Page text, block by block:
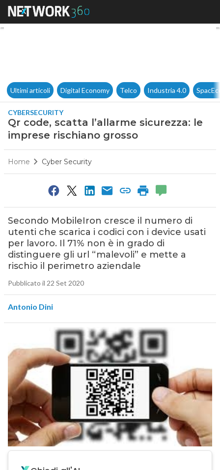
Qr code, scatta l’allarme
Ultimi articoli Digital Economy Telco Industria 4.0
CYBERSECURITY
Qr code, scatta l’allarme sicurezza: le
imprese rischiano grosso
Home Cyber Security
Secondo MobileIron cresce il numero di
utenti che scarica i codici con i device usati
per lavoro. Il 71% non è in grado di
distinguere gli url “malevoli” e mette a
rischio il perimetro aziendale
Pubblicato il 22 Set 2020
Antonio Dini